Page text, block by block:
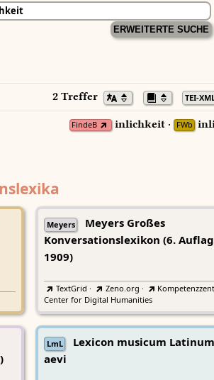
ERWEITERTE SUCHE
2 Treffer TEI-
FindeB inlichkeit · FWb
Meyers
Meyers Großes
Konversationslexikon (6.
1909)
TextGrid · Zeno.org ·
Center for Digital Humanities
LmL
Lexicon musicum
aevi